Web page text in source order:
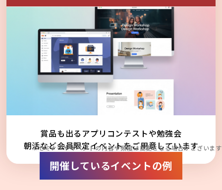
賞品も出るアプリコンテストや勉強会
朝活など会員限定イベントをご用意しています
※セミナーやイベントの内容や頻度は変更となる場合がございます
開催しているイベントの例